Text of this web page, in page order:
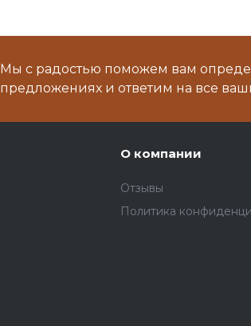
Мы с радостью поможем вам
предложениях и ответим на все
О компании
Отзывы
Политика